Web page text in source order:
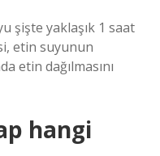
şişte yaklaşık 1 saat
etin suyunun
etin dağılmasını
hangi